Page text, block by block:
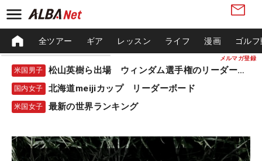
メルマガ登録
全ツアー ギア レッスン ライフ 漫画 ゴル
米国男子 松山英樹ら出場 ウィンダム選手権のリーダーボード
国内女子 北海道meijiカップ リーダーボード
米国女子 最新の世界ランキング